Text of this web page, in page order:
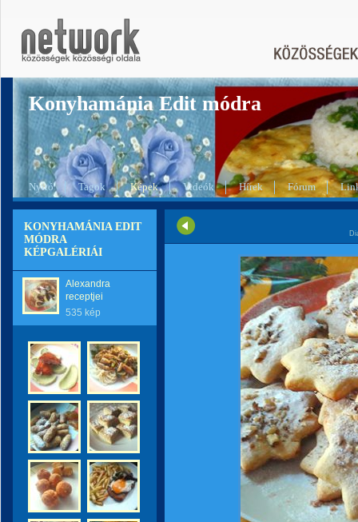
Konyhamánia Edit módra
Nyitó Tagok Képek Videók Hírek Fórum
KONYHAMÁNIA EDIT
MÓDRA
KÉPGALÉRIÁI
Alexandra
receptjei
535 kép